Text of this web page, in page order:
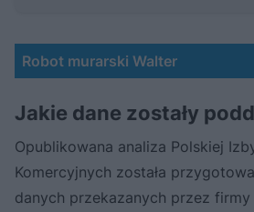
Robot murarski Walter
Jakie dane zostały
Opublikowana analiza Polskiej
Komercyjnych została
danych przekazanych przez firmy